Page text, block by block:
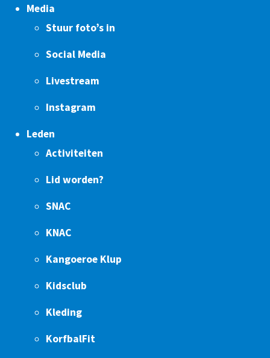
Media
Stuur foto’s in
Social Media
Livestream
Instagram
Leden
Activiteiten
Lid worden?
SNAC
KNAC
Kangoeroe Klup
Kidsclub
Kleding
KorfbalFit